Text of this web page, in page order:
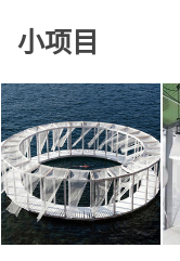
小项目